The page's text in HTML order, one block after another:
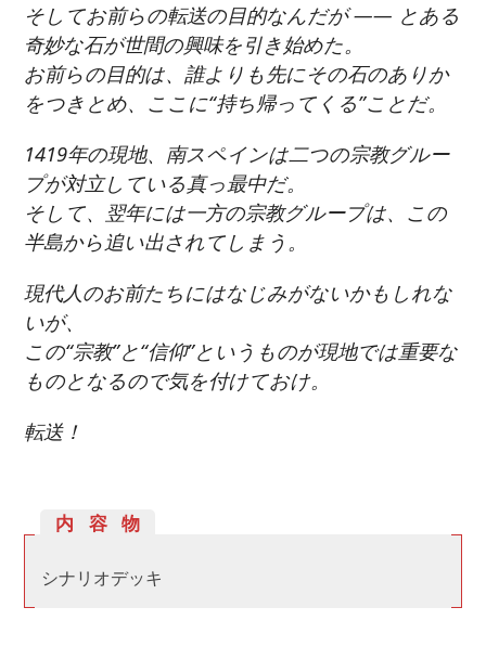
そしてお前らの転送の目的なんだが ―― とある
奇妙な石が世間の興味を引き始めた。
お前らの目的は、誰よりも先にその石のありか
をつきとめ、ここに“持ち帰ってくる”ことだ。
1419年の現地、南スペインは二つの宗教グルー
プが対立している真っ最中だ。
そして、翌年には一方の宗教グループは、この
半島から追い出されてしまう。
現代人のお前たちにはなじみがないかもしれな
いが、
この“宗教”と“信仰”というものが現地では重要な
ものとなるので気を付けておけ。
転送！
内容物
シナリオデッキ